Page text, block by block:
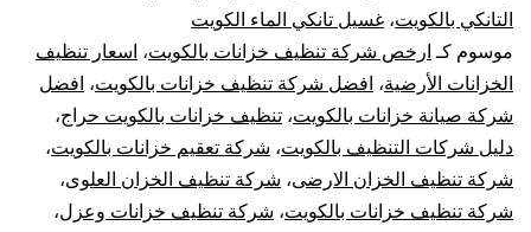
60651553
أفضل
نظافة
للتانكي
التانكي بالكويت، غسيل تانكي الماء الكويت
موسوم كـ ارخص شركة تنظيف خزانات بالكويت، اسعار تنظيف
الخزانات الأرضية، افضل شركة تنظيف خزانات بالكويت، افضل
شركة صيانة خزانات بالكويت، تنظيف خزانات بالكويت حراج،
دليل شركات التنظيف بالكويت، شركة تعقيم خزانات بالكويت،
شركة تنظيف الخزان الارضى، شركة تنظيف الخزان العلوى،
شركة تنظيف خزانات بالكويت، شركة تنظيف خزانات وعزل،